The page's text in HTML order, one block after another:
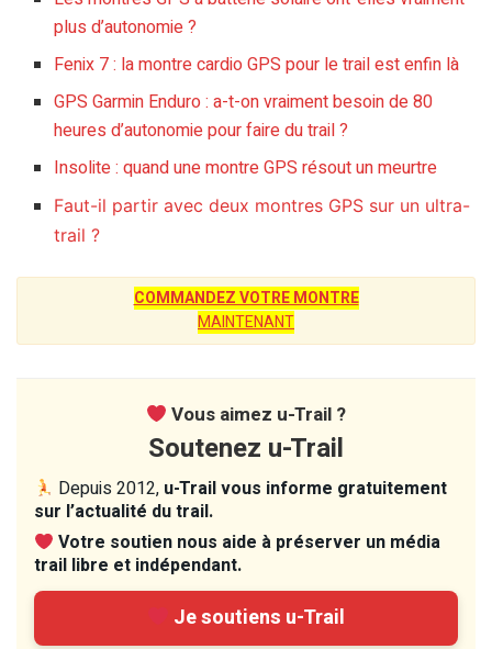
plus d’autonomie ?
Fenix 7 : la montre cardio GPS pour le trail est enfin là
GPS Garmin Enduro : a-t-on vraiment besoin de 80
heures d’autonomie pour faire du trail ?
Insolite : quand une montre GPS résout un meurtre
Faut-il partir avec deux montres GPS sur un ultra-
trail ?
COMMANDEZ VOTRE MONTRE
MAINTENANT
Vous aimez u-Trail ?
Soutenez u-Trail
Depuis 2012, u-Trail vous informe gratuitement
sur l’actualité du trail.
Votre soutien nous aide à préserver un média
trail libre et indépendant.
Je soutiens u-Trail